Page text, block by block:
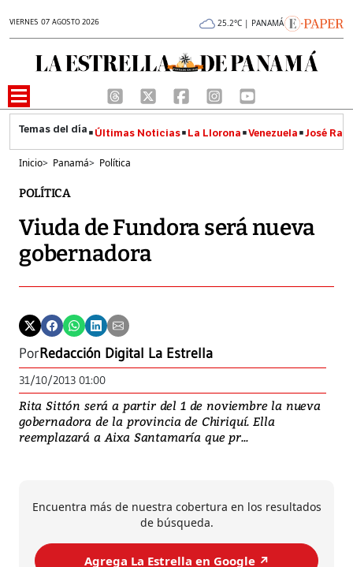
VIERNES 07 AGOSTO 2026 25.2°C | PANAMÁ
Últimas Noticias La Llorona Venezuela José
Inicio> Panamá> Política
POLÍTICA
Viuda de Fundora será nueva
gobernadora
PorRedacción Digital La Estrella
31/10/2013 01:00
Rita Sittón será a partir del 1 de noviembre la nueva
gobernadora de la provincia de Chiriquí. Ella
reemplazará a Aixa Santamaría que pr...
Encuentra más de nuestra cobertura en los resultados
de búsqueda.
Agrega La Estrella en Google ↗️